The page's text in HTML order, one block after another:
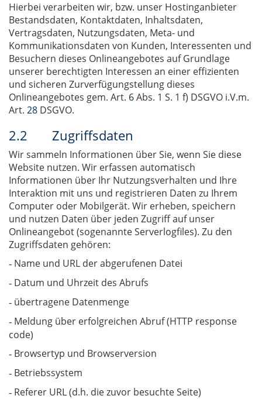
Hierbei verarbeiten wir, bzw. unser Hostinganbieter
Bestandsdaten, Kontaktdaten, Inhaltsdaten,
Vertragsdaten, Nutzungsdaten, Meta- und
Kommunikationsdaten von Kunden, Interessenten und
Besuchern dieses Onlineangebotes auf Grundlage
unserer berechtigten Interessen an einer effizienten
und sicheren Zurverfügungstellung dieses
Onlineangebotes gem. Art. 6Abs. 1 S. 1 f) DSGVO i.V.m.
Art. 28 DSGVO.
2.2 Zugriffsdaten
Wir sammeln Informationen über Sie, wenn Sie diese
Website nutzen. Wir erfassen automatisch
Informationen über Ihr Nutzungsverhalten und Ihre
Interaktion mit uns und registrieren Daten zu Ihrem
Computer oder Mobilgerät. Wir erheben, speichern
und nutzen Daten über jeden Zugriff auf unser
Onlineangebot (sogenannte Serverlogfiles). Zu den
Zugriffsdaten gehören:
- Name und URL der abgerufenen Datei
- Datum und Uhrzeit des Abrufs
- übertragene Datenmenge
- Meldung über erfolgreichen Abruf (HTTP response
code)
- Browsertyp und Browserversion
- Betriebssystem
- Referer URL (d.h. die zuvor besuchte Seite)